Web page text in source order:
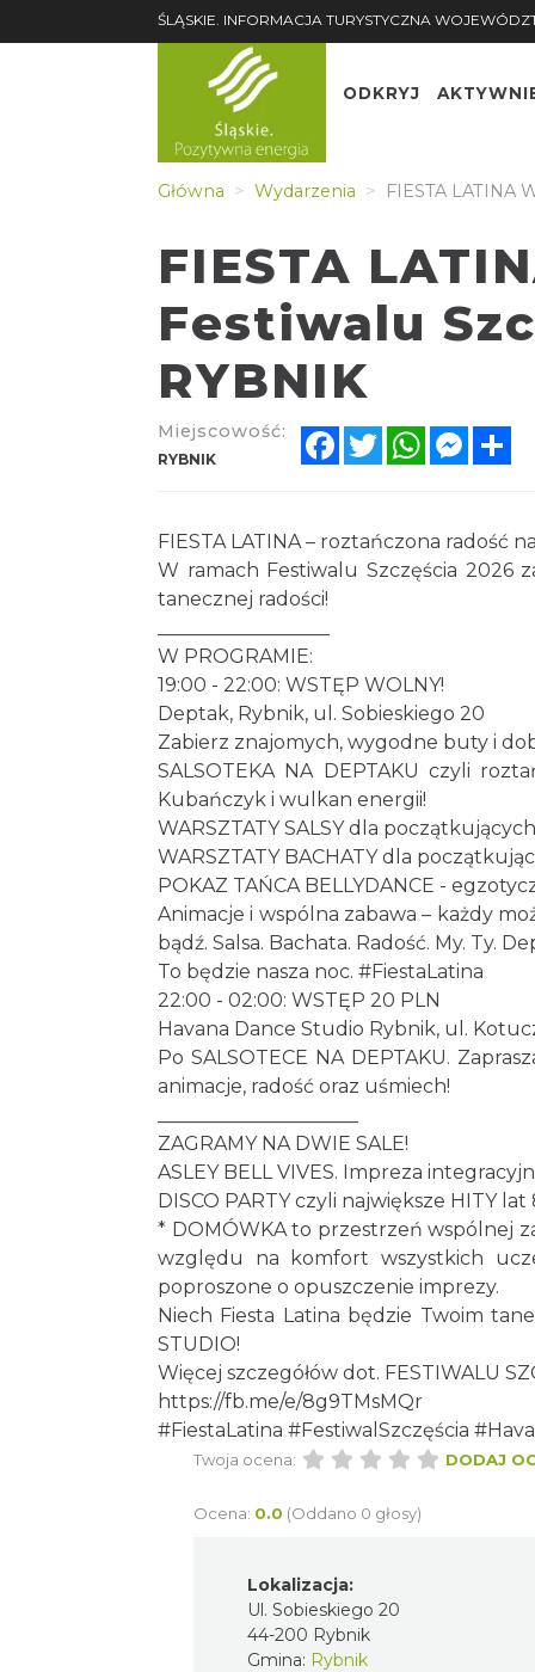
ŚLĄSKIE. INFORMACJA TURYSTYCZNA
ODKRYJ
Główna Wydarzenia FIESTA LATINA
FIESTA
Festiwalu
RYBNIK
Miejscowość:
RYBNIK
FacebookTwitterWhatsApp
FIESTA LATINA – roztańczona radość
W ramach Festiwalu Szczęścia 2026
tanecznej radości!
W PROGRAMIE:
19:00 - 22:00: WSTĘP WOLNY!
Deptak, Rybnik, ul. Sobieskiego 20
Zabierz znajomych, wygodne buty i
SALSOTEKA NA DEPTAKU czyli
Kubańczyk i wulkan energii!
WARSZTATY SALSY dla początkujących
WARSZTATY BACHATY dla
POKAZ TAŃCA BELLYDANCE -
Animacje i wspólna zabawa – każdy
bądź. Salsa. Bachata. Radość. My. Ty.
To będzie nasza noc. #FiestaLatina
22:00 - 02:00: WSTĘP 20 PLN
Havana Dance Studio Rybnik, ul.
Po SALSOTECE NA DEPTAKU.
animacje, radość oraz uśmiech!
ZAGRAMY NA DWIE SALE!
ASLEY BELL VIVES. Impreza
DISCO PARTY czyli największe HITY lat
* DOMÓWKA to przestrzeń wspólnej
względu na komfort wszystkich
poproszone o opuszczenie imprezy.
Niech Fiesta Latina będzie Twoim
STUDIO!
Więcej szczegółów dot. FESTIWALU
https://fb.me/e/8g9TMsMQr
#FiestaLatina #FestiwalSzczęścia
Twoja ocena: DODAJ
Ocena: 0.0 (Oddano 0 głosy)
Lokalizacja:
Ul. Sobieskiego 20
44-200 Rybnik
Gmina: Rybnik